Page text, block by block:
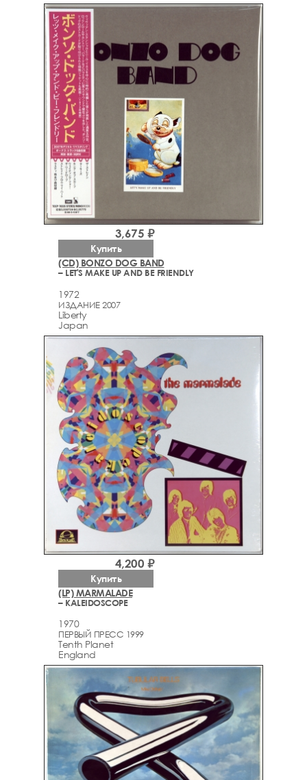
(CD) BONZO DOG BAND
– LET'S MAKE UP AND BE FRIENDLY
1972
ИЗДАНИЕ 2007
Liberty
Japan
3,675 ₽
Купить
(LP) MARMALADE
– KALEIDOSCOPE
1970
ПЕРВЫЙ ПРЕСС 1999
Tenth Planet
England
4,200 ₽
Купить